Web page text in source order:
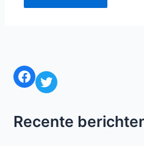
Facebook Twitter
Recente